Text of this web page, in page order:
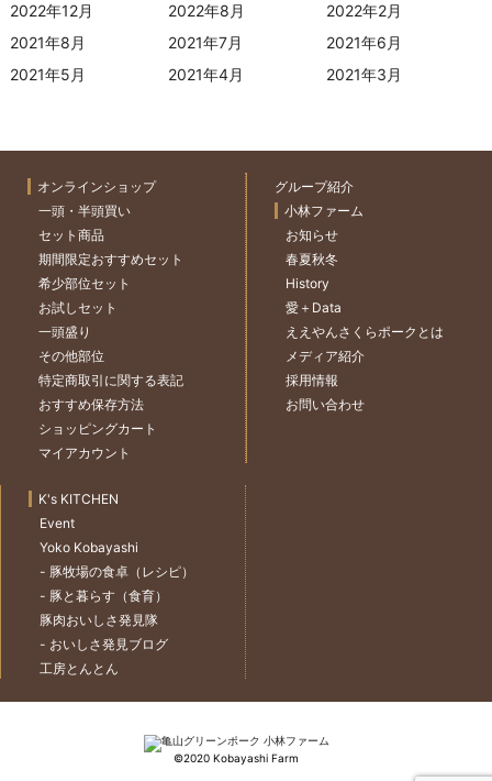
2022年12月 2022年8月
2022年2月
2021年8月
2021年7月
2021年6月
2021年5月
2021年4月 2021年3月
オンラインショップ
一頭・半頭買い
セット商品
期間限定おすすめセット
希少部位セット
お試しセット
一頭盛り
その他部位
特定商取引に関する表記
おすすめ保存方法
ショッピングカート
マイアカウント
グループ紹介
小林ファーム
お知らせ
春夏秋冬
History
愛＋Data
ええやんさくらポークとは
メディア紹介
採用情報
お問い合わせ
K's KITCHEN
Event
Yoko Kobayashi
- 豚牧場の食卓（レシピ）
- 豚と暮らす（食育）
豚肉おいしさ発見隊
- おいしさ発見ブログ
工房とんとん
©2020 Kobayashi Farm